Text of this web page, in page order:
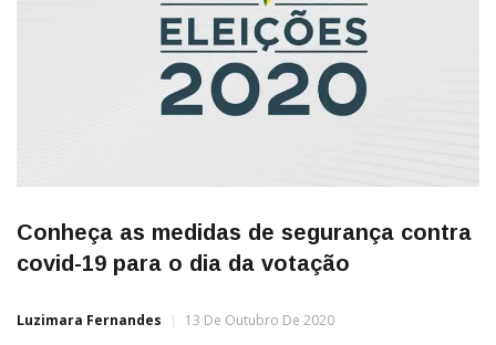
Conheça as medidas de segurança contra
covid-19 para o dia da votação
Luzimara Fernandes 13 De Outubro De 2020